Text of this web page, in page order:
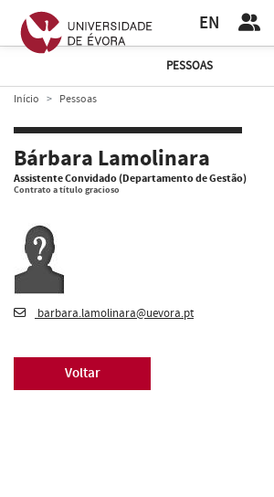
EN
PESSOAS
Início Pessoas
Bárbara Lamolinara
Assistente Convidado (Departamento de Gestão)
Contrato a título gracioso
barbara.lamolinara@uevora.pt
Voltar